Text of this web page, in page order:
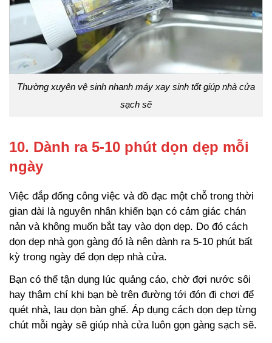
Thường xuyên vệ sinh nhanh máy xay sinh tốt giúp nhà cửa
sạch sẽ
10. Dành ra 5-10 phút dọn dẹp mỗi
ngày
Việc đắp đống công việc và đồ đạc một chỗ trong thời
gian dài là nguyên nhân khiến bạn có cảm giác chán
nản và không muốn bắt tay vào dọn dẹp. Do đó cách
dọn dẹp nhà gọn gàng đó là nên dành ra 5-10 phút bất
kỳ trong ngày để dọn dẹp nhà cửa.
Bạn có thể tận dụng lúc quảng cáo, chờ đợi nước sôi
hay thậm chí khi bạn bè trên đường tới đón đi chơi để
quét nhà, lau dọn bàn ghế. Áp dụng cách dọn dẹp từng
chút mỗi ngày sẽ giúp nhà cửa luôn gọn gàng sạch sẽ.